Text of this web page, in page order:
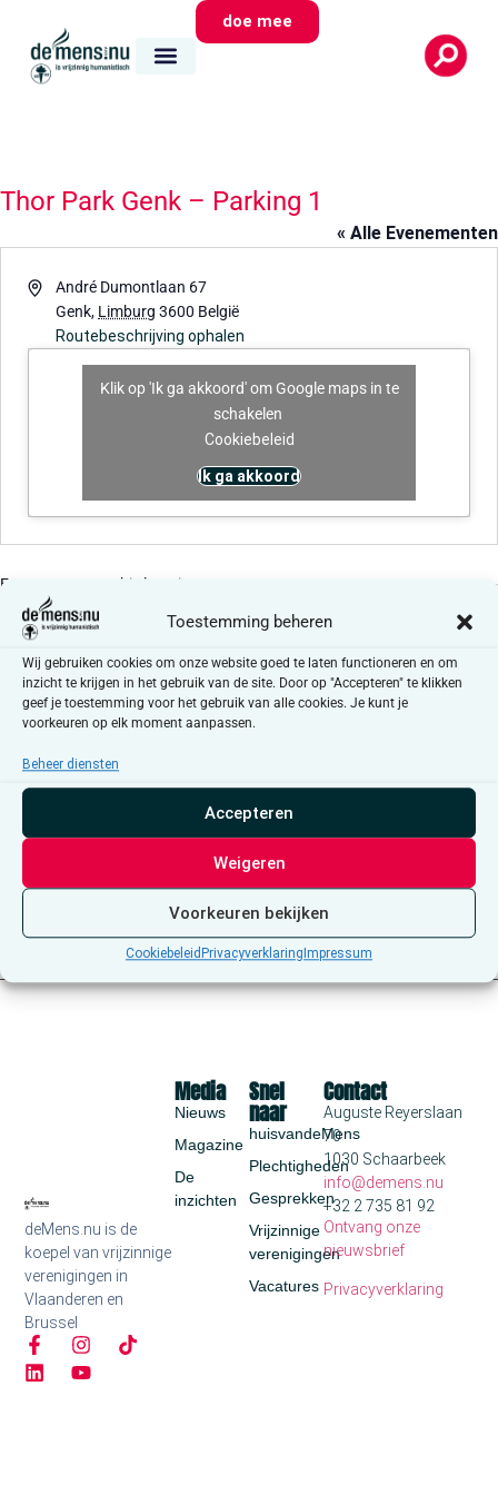
Toestemming beheren
Wij gebruiken cookies om onze website goed te laten functioneren en om
inzicht te krijgen in het gebruik van de site. Door op "Accepteren" te klikken
geef je toestemming voor het gebruik van alle cookies. Je kunt je
voorkeuren op elk moment aanpassen.
Beheer diensten
Accepteren
Weigeren
Voorkeuren bekijken
Cookiebeleid Privacyverklaring Impressum
doe mee
Thor Park Genk – Parking 1
« Alle Evenementen
AdresAndré Dumontlaan 67
Genk, Limburg 3600 België
Routebeschrijving ophalen
Klik op 'Ik ga akkoord' om Google maps in te
schakelen
Cookiebeleid
Ik ga akkoord
Evenementen at this locatie
Bericht Er zijn geen resultaten gevonden.
Aankomende
Selecteer
datum.Vorige Evenementen
deMens.nu is de
koepel van vrijzinnige
verenigingen in
Vlaanderen en
Brussel
Snel
naar
huisvandeMens
Plechtigheden
Gesprekken
Vrijzinnige
verenigingen
Vacatures
Media
Nieuws
Magazine
De
inzichten
Contact
Auguste Reyerslaan
70
1030 Schaarbeek
info@demens.nu
+32 2 735 81 92
Ontvang onze
nieuwsbrief
Privacyverklaring